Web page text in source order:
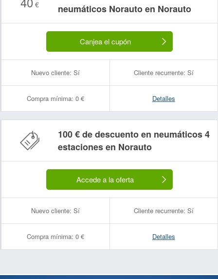
€
neumáticos Norauto en Norauto
Canjea el cupón
Nuevo cliente: Sí Cliente recurrente: Sí
Compra mínima: 0 € Detalles
100 € de descuento en neumáticos 4
estaciones en Norauto
Accede a la oferta
Nuevo cliente: Sí Cliente recurrente: Sí
Compra mínima: 0 € Detalles